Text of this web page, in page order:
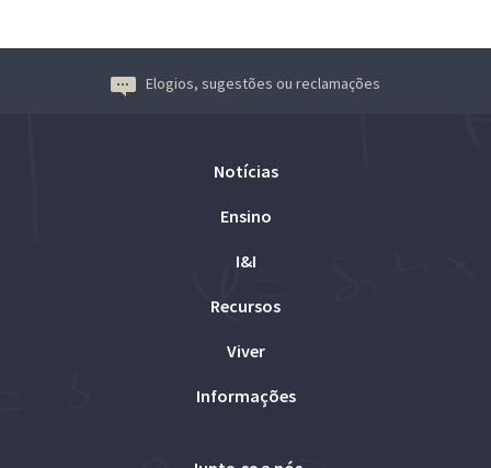
Elogios, sugestões ou reclamações
Notícias
Ensino
I&I
Recursos
Viver
Informações